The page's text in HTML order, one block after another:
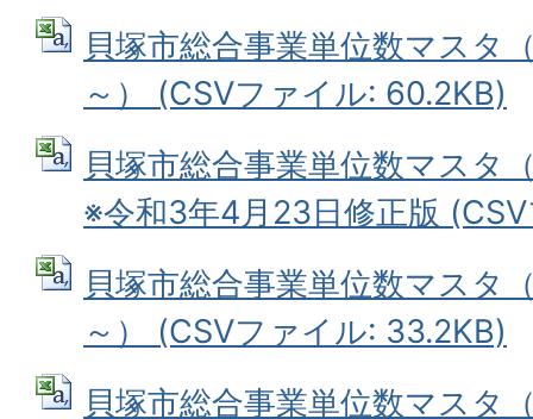
貝塚市総合事業単位数マスタ
～） (CSVファイル: 60.2KB)
貝塚市総合事業単位数マスタ
※令和3年4月23日修正版
貝塚市総合事業単位数マスタ
～） (CSVファイル: 33.2KB)
貝塚市総合事業単位数マスタ